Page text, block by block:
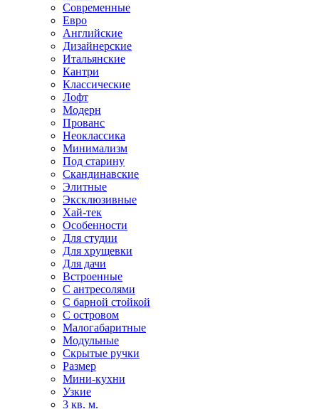
Современные
Евро
Английские
Дизайнерские
Итальянские
Кантри
Классические
Лофт
Модерн
Прованс
Неоклассика
Минимализм
Под старину
Скандинавские
Элитные
Эксклюзивные
Хай-тек
Особенности
Для студии
Для хрущевки
Для дачи
Встроенные
С антресолями
С барной стойкой
С островом
Малогабаритные
Модульные
Скрытые ручки
Размер
Мини-кухни
Узкие
3 кв. м.